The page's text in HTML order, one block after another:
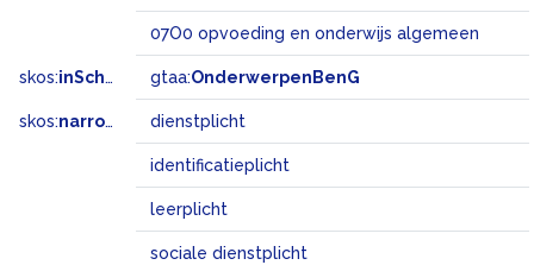
07O0 opvoeding en onderwijs algemeen
skos:inScheme gtaa:OnderwerpenBenG
skos:narrower dienstplicht
identificatieplicht
leerplicht
sociale dienstplicht